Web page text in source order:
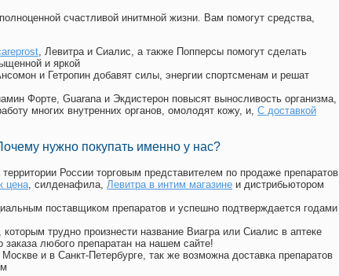
счастливой инитмной жизни. Вам помогут средства,
, Левитра и Сиалис, а также Попперсы помогут сделать
и яркой
и Гетропин добавят силы, энергии спортсменам и решат
Форте, Guarana и Экдистерон повысят выносливость организма,
многих внутренних органов, омолодят кожу, и, С доставкой
нужно покупать именно у нас?
России торговым представителем по продаже препаратов
цена, силденафила, Левитра в интим магазине и дистрибьютором
поставщиком препаратов и успешно подтверждается годами
трудно произнести название Виагра или Сиалис в аптеке
любого препаратан на нашем сайте!
и в Санкт-Петербурге, так же возможна доставка препаратов